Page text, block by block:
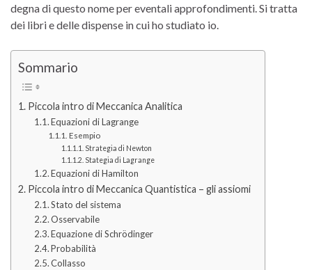
degna di questo nome per eventali approfondimenti. Si tratta
dei libri e delle dispense in cui ho studiato io.
Sommario
Piccola intro di Meccanica Analitica
Equazioni di Lagrange
Esempio
Strategia di Newton
Stategia di Lagrange
Equazioni di Hamilton
Piccola intro di Meccanica Quantistica – gli assiomi
Stato del sistema
Osservabile
Equazione di Schrödinger
Probabilità
Collasso